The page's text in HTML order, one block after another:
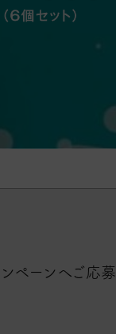
ペーンへご応募